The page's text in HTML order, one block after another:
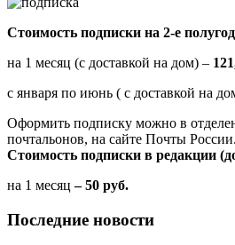
Стоимость подписки на 2-е
на 1 месяц (с доставкой на дом) –
с января по июнь ( с доставкой на
Оформить подписку можно в
почтальонов, на сайте Почты России.
Стоимость подписки в редакции
на 1 месяц – 50 руб.
Последние новости